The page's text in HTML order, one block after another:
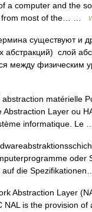
a computer and the
from most of the… …
существуют и
слой
между физическим
matérielle
Layer ou
informatique. Le
oder
auf die
Abstraction Layer
is the provision